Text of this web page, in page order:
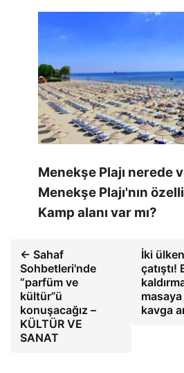
Menekşe Plajı nerede
Menekşe Plajı'nın
Kamp alanı var mı?
← Sahaf
Sohbetleri'nde
“parfüm ve
kültür”ü
konuşacağız –
KÜLTÜR VE
SANAT
İki
kavga